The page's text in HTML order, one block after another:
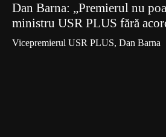
Dan Barna: „Premierul nu
ministru USR PLUS fără
Vicepremierul USR PLUS, Dan Barna